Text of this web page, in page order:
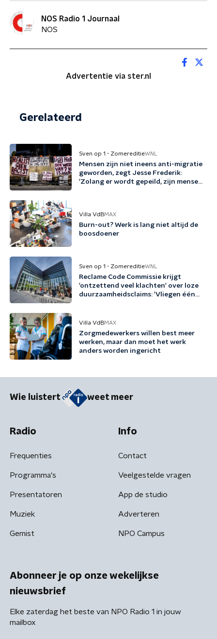
NOS Radio 1 Journaal
NOS
Advertentie via ster.nl
Gerelateerd
Sven op 1 - ZomereditieWNL
Mensen zijn niet ineens anti-migratie
geworden, zegt Jesse Frederik:
'Zolang er wordt gepeild, zijn mensen
Villa VdBMAX
Burn-out? Werk is lang niet altijd de
boosdoener
Sven op 1 - ZomereditieWNL
Reclame Code Commissie krijgt
'ontzettend veel klachten' over loze
duurzaamheidsclaims: 'Vliegen één
Villa VdBMAX
Zorgmedewerkers willen best meer
werken, maar dan moet het werk
anders worden ingericht
Wie luistert weet meer
Radio
Frequenties
Programma's
Presentatoren
Muziek
Gemist
Info
Contact
Veelgestelde vragen
App de studio
Adverteren
NPO Campus
Abonneer je op onze wekelijkse
nieuwsbrief
Elke zaterdag het beste van NPO Radio 1 in jouw
mailbox